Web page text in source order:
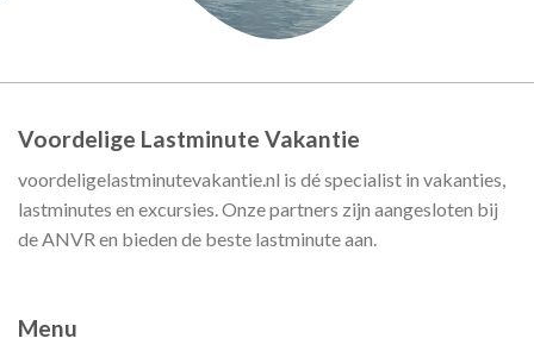
Voordelige Lastminute Vakantie
voordeligelastminutevakantie.nl is dé specialist in vakanties,
lastminutes en excursies. Onze partners zijn aangesloten bij
de ANVR en bieden de beste lastminute aan.
Menu